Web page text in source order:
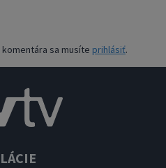
sa musíte prihlásiť.